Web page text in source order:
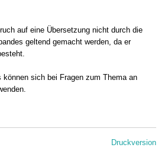
auf eine Übersetzung nicht durch die
geltend gemacht werden, da er
können sich bei Fragen zum Thema an
Druckversion